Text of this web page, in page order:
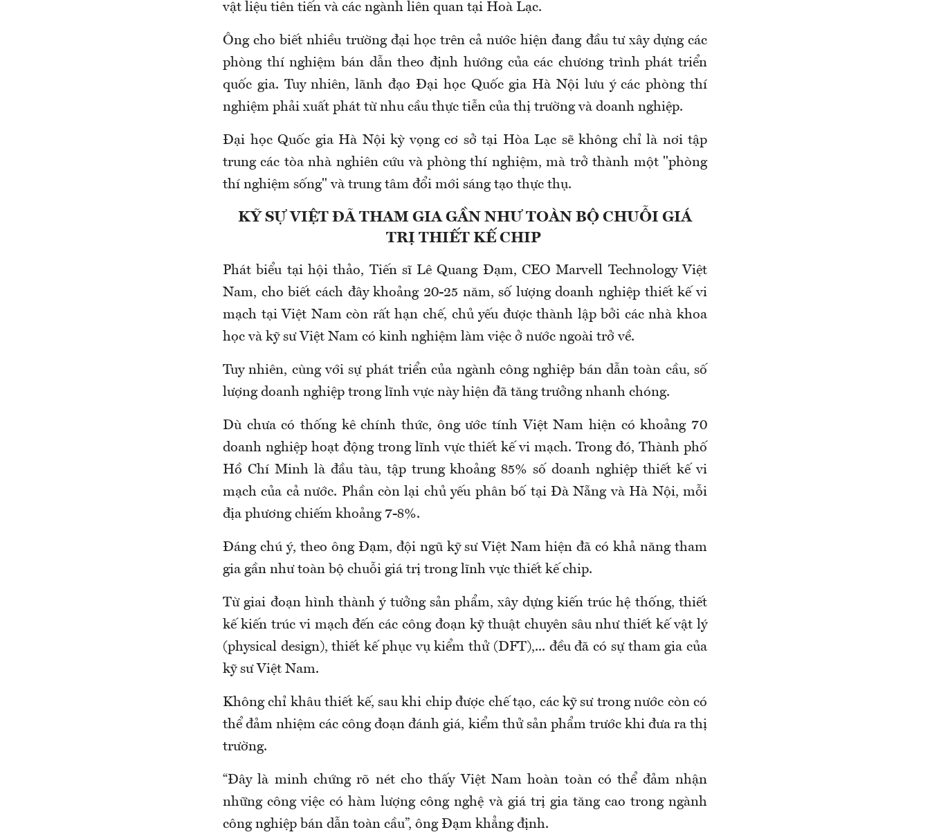
vật liệu tiên tiến và các ngành liên quan tại Hoà Lạc.
Ông cho biết nhiều trường đại học trên cả nước hiện đang đầu tư xây dựng các
phòng thí nghiệm bán dẫn theo định hướng của các chương trình phát triển
quốc gia. Tuy nhiên, lãnh đạo Đại học Quốc gia Hà Nội lưu ý các phòng thí
nghiệm phải xuất phát từ nhu cầu thực tiễn của thị trường và doanh nghiệp.
Đại học Quốc gia Hà Nội kỳ vọng cơ sở tại Hòa Lạc sẽ không chỉ là nơi tập
trung các tòa nhà nghiên cứu và phòng thí nghiệm, mà trở thành một "phòng
thí nghiệm sống" và trung tâm đổi mới sáng tạo thực thụ.
KỸ SỰ VIỆT ĐÃ THAM GIA GẦN NHƯ TOÀN BỘ CHUỖI GIÁ
TRỊ THIẾT KẾ CHIP
Phát biểu tại hội thảo, Tiến sĩ Lê Quang Đạm, CEO Marvell Technology Việt
Nam, cho biết cách đây khoảng 20-25 năm, số lượng doanh nghiệp thiết kế vi
mạch tại Việt Nam còn rất hạn chế, chủ yếu được thành lập bởi các nhà khoa
học và kỹ sư Việt Nam có kinh nghiệm làm việc ở nước ngoài trở về.
Tuy nhiên, cùng với sự phát triển của ngành công nghiệp bán dẫn toàn cầu, số
lượng doanh nghiệp trong lĩnh vực này hiện đã tăng trưởng nhanh chóng.
Dù chưa có thống kê chính thức, ông ước tính Việt Nam hiện có khoảng 70
doanh nghiệp hoạt động trong lĩnh vực thiết kế vi mạch. Trong đó, Thành phố
Hồ Chí Minh là đầu tàu, tập trung khoảng 85% số doanh nghiệp thiết kế vi
mạch của cả nước. Phần còn lại chủ yếu phân bố tại Đà Nẵng và Hà Nội, mỗi
địa phương chiếm khoảng 7-8%.
Đáng chú ý, theo ông Đạm, đội ngũ kỹ sư Việt Nam hiện đã có khả năng tham
gia gần như toàn bộ chuỗi giá trị trong lĩnh vực thiết kế chip.
Từ giai đoạn hình thành ý tưởng sản phẩm, xây dựng kiến trúc hệ thống, thiết
kế kiến trúc vi mạch đến các công đoạn kỹ thuật chuyên sâu như thiết kế vật lý
(physical design), thiết kế phục vụ kiểm thử (DFT),... đều đã có sự tham gia của
kỹ sư Việt Nam.
Không chỉ khâu thiết kế, sau khi chip được chế tạo, các kỹ sư trong nước còn có
thể đảm nhiệm các công đoạn đánh giá, kiểm thử sản phẩm trước khi đưa ra thị
trường.
“Đây là minh chứng rõ nét cho thấy Việt Nam hoàn toàn có thể đảm nhận
những công việc có hàm lượng công nghệ và giá trị gia tăng cao trong ngành
công nghiệp bán dẫn toàn cầu”, ông Đạm khẳng định.